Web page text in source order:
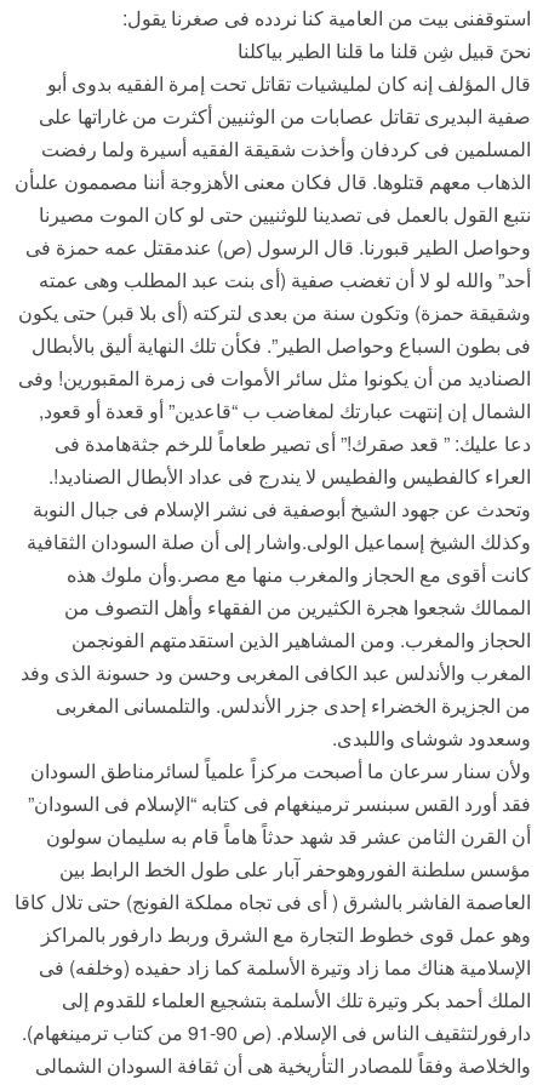
استوقفنى بيت من العامية كنا نردده فى صغرنا يقول:
نحنَ قبيل شِن قلنا ما قلنا الطير بياكلنا
قال المؤلف إنه كان لمليشيات تقاتل تحت إمرة الفقيه بدوى أبو
صفية البديرى تقاتل عصابات من الوثنيين أكثرت من غاراتها على
المسلمين فى كردفان وأخذت شقيقة الفقيه أسيرة ولما رفضت
الذهاب معهم قتلوها. قال فكان معنى الأهزوجة أننا مصممون علىأن
نتبع القول بالعمل فى تصدينا للوثنيين حتى لو كان الموت مصيرنا
وحواصل الطير قبورنا. قال الرسول (ص) عندمقتل عمه حمزة فى
أحد” والله لو لا أن تغضب صفية (أى بنت عبد المطلب وهى عمته
وشقيقة حمزة) وتكون سنة من بعدى لتركته (أى بلا قبر) حتى يكون
فى بطون السباع وحواصل الطير”. فكأن تلك النهاية أليق بالأبطال
الصناديد من أن يكونوا مثل سائر الأموات فى زمرة المقبورين! وفى
الشمال إن إنتهت عبارتك لمغاضب ب “قاعدين” أو قعدة أو قعود,
دعا عليك: ” قعد صقرك!” أى تصير طعاماً للرخم جثةهامدة فى
العراء كالفطيس والفطيس لا يندرج فى عداد الأبطال الصناديد!.
وتحدث عن جهود الشيخ أبوصفية فى نشر الإسلام فى جبال النوبة
وكذلك الشيخ إسماعيل الولى.واشار إلى أن صلة السودان الثقافية
كانت أقوى مع الحجاز والمغرب منها مع مصر.وأن ملوك هذه
الممالك شجعوا هجرة الكثيرين من الفقهاء وأهل التصوف من
الحجاز والمغرب. ومن المشاهير الذين استقدمتهم الفونجمن
المغرب والأندلس عبد الكافى المغربى وحسن ود حسونة الذى وفد
من الجزيرة الخضراء إحدى جزر الأندلس. والتلمسانى المغربى
وسعدود شوشاى واللبدى.
ولأن سنار سرعان ما أصبحت مركزاً علمياً لسائرمناطق السودان
فقد أورد القس سبنسر ترمينغهام فى كتابه “الإسلام فى السودان”
أن القرن الثامن عشر قد شهد حدثاً هاماً قام به سليمان سولون
مؤسس سلطنة الفوروهوحفر آبار على طول الخط الرابط بين
العاصمة الفاشر بالشرق ( أى فى تجاه مملكة الفونج) حتى تلال كاقا
وهو عمل قوى خطوط التجارة مع الشرق وربط دارفور بالمراكز
الإسلامية هناك مما زاد وتيرة الأسلمة كما زاد حفيده (وخلفه) فى
الملك أحمد بكر وتيرة تلك الأسلمة بتشجيع العلماء للقدوم إلى
دارفورلتثقيف الناس فى الإسلام. (ص 90-91 من كتاب ترمينغهام).
والخلاصة وفقاً للمصادر التأريخية هى أن ثقافة السودان الشمالى